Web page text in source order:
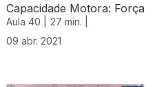
Capacidade Motora: Força
Aula 40 |
27 min. |
09 abr. 2021